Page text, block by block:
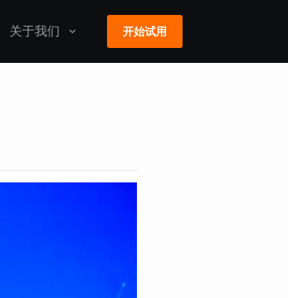
关于我们 开始试用